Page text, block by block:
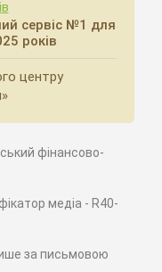
сервіс №1 для
років
центру
фінансово-
медіа - R40-
за письмовою